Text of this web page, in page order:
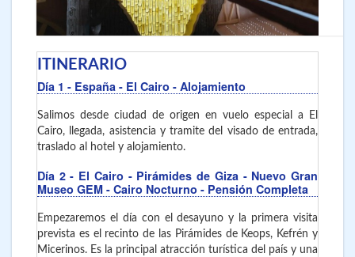
ITINERARIO
Día 1 - España - El Cairo - Alojamiento
Salimos desde ciudad de origen en vuelo especial a El
Cairo, llegada, asistencia y tramite del visado de entrada,
traslado al hotel y alojamiento.
Día 2 - El Cairo - Pirámides de Giza - Nuevo Gran
Museo GEM - Cairo Nocturno - Pensión Completa
Empezaremos el día con el desayuno y la primera visita
prevista es el recinto de las Pirámides de Keops, Kefrén y
Micerinos. Es la principal atracción turística del país y una